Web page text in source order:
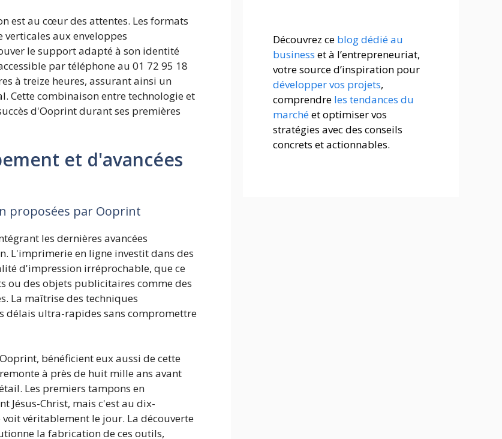
est au cœur des attentes. Les formats
verticales aux enveloppes
le support adapté à son identité
par téléphone au 01 72 95 18
à treize heures, assurant ainsi un
Cette combinaison entre technologie et
d'Ooprint durant ses premières
et d'avancées
proposées par Ooprint
les dernières avancées
L'imprimerie en ligne investit dans des
d'impression irréprochable, que ce
ou des objets publicitaires comme des
La maîtrise des techniques
délais ultra-rapides sans compromettre
bénéficient eux aussi de cette
à près de huit mille ans avant
Les premiers tampons en
Jésus-Christ, mais c'est au dix-
véritablement le jour. La découverte
la fabrication de ces outils,
Découvrez ce blog dédié au
business et à l’entrepreneuriat,
votre source d’inspiration pour
développer vos projets,
comprendre les tendances du
marchéet optimiser vos
stratégies avec des conseils
concrets et actionnables.